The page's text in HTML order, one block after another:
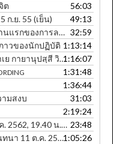
ต
56:03
ก.ย. 55 (เย็น)
49:13
กของการละกิเลส
32:59
าวของนักปฏิบัติ 1:13:14
กายานุปสฺสี วิหรติ 1:16:07
1:31:48
1:36:44
มสงบ
31:03
2:19:24
น. ภาษาอีสาน)
23:48
12.30 น.) - สำเนา 1:05:26